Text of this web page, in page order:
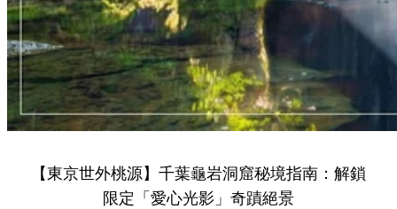
【東京世外桃源】千葉龜岩洞窟秘境指南：解鎖
限定「愛心光影」奇蹟絕景